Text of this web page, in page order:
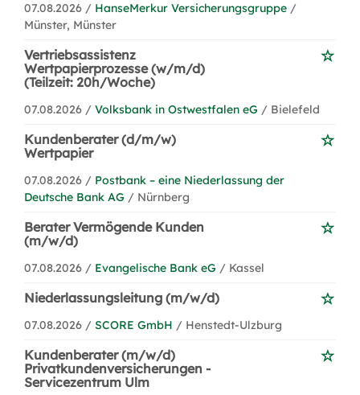
07.08.2026 / HanseMerkur Versicherungsgruppe /
Münster, Münster
Vertriebsassistenz
Wertpapierprozesse (w/m/d)
(Teilzeit: 20h/Woche)
07.08.2026 / Volksbank in Ostwestfalen eG / Bielefeld
Kundenberater (d/m/w)
Wertpapier
07.08.2026 / Postbank – eine Niederlassung der
Deutsche Bank AG / Nürnberg
Berater Vermögende Kunden
(m/w/d)
07.08.2026 / Evangelische Bank eG / Kassel
Niederlassungsleitung (m/w/d)
07.08.2026 / SCORE GmbH / Henstedt-Ulzburg
Kundenberater (m/w/d)
Privatkundenversicherungen -
Servicezentrum Ulm